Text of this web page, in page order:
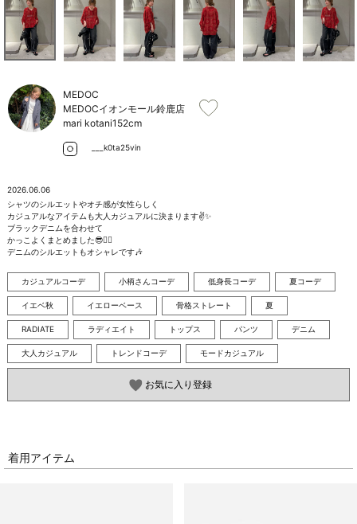
ご利用ガイド/ヘルプ
of
MEDOC
MEDOCイオンモール鈴鹿店
mari kotani152cm
___k0ta25vin
2026.06.06
シャツのシルエットやオチ感が女性らしく
カジュアルなアイテムも大人カジュアルに決まります✌️✨
ブラックデニムを合わせて
かっこよくまとめました😎❤️‍🔥
デニムのシルエットもオシャレです🎶
カジュアルコーデ 小柄さんコーデ 低身長コーデ 夏コーデ
イエベ秋 イエローベース 骨格ストレート 夏
RADIATE ラディエイト トップス パンツ デニム
大人カジュアル トレンドコーデ モードカジュアル
お気に入り登録
着用アイテム